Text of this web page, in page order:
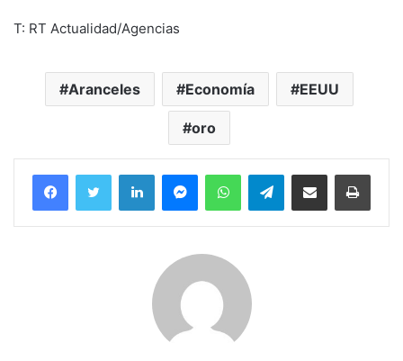
T: RT Actualidad/Agencias
Aranceles Economía EEUU
oro
FacebookTwitter LinkedInMessengerWhatsAppTelegramCompartir por correo electrónico